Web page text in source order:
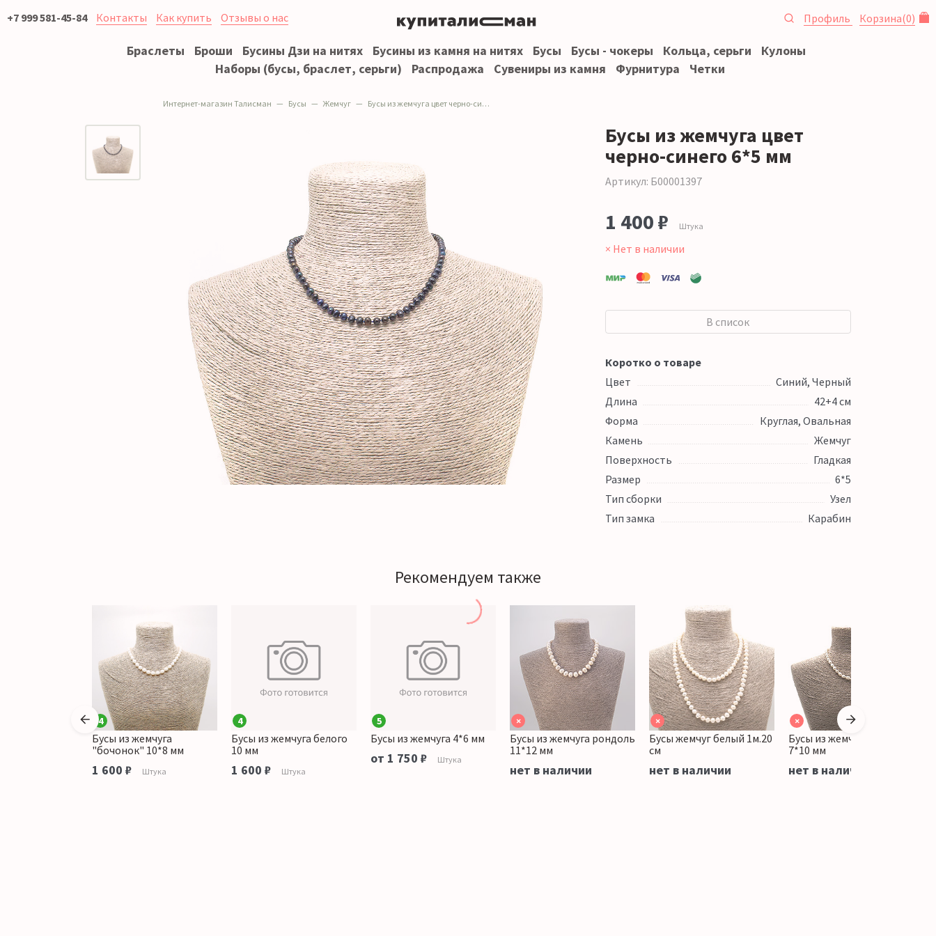
+7 999 581-45-84 Контакты Как купить Отзывы о нас Профиль Корзина(0)
Браслеты Броши Бусины Дзи на нитях Бусины из камня на нитях Бусы Бусы - чокеры Кольца, серьги
Кулоны
Наборы (бусы, браслет, серьги)
Распродажа Сувениры из камня Фурнитура Четки
Интернет-магазин Талисман Бусы Жемчуг Бусы из жемчуга цвет черно-синего 6*5 мм
Бусы из жемчуга цвет
черно-синего 6*5 мм
Артикул: Б00001397
1 400 ₽ Штука
× Нет в наличии
В список
Коротко о товаре
Цвет
Синий, Черный
Длина
42+4 см
Форма
Круглая, Овальная
Камень
Жемчуг
Поверхность
Гладкая
Размер
6*5
Тип сборки
Узел
Тип замка
Карабин
Рекомендуем также
4
Бусы из жемчуга
"бочонок" 10*8 мм
1 600 ₽ Штука
4
Бусы из жемчуга белого
10 мм
1 600 ₽ Штука
5
Бусы из жемчуга 4*6 мм
от 1 750 ₽ Штука
×
Бусы из жемчуга рондоль
11*12 мм
нет в наличии
×
Бусы жемчуг белый 1м.20
см
нет в наличии
×
Бусы из жемчуга "овал"
7*10 мм
нет в наличии